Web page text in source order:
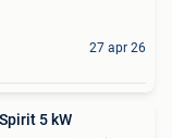
27 apr 26
5 kW